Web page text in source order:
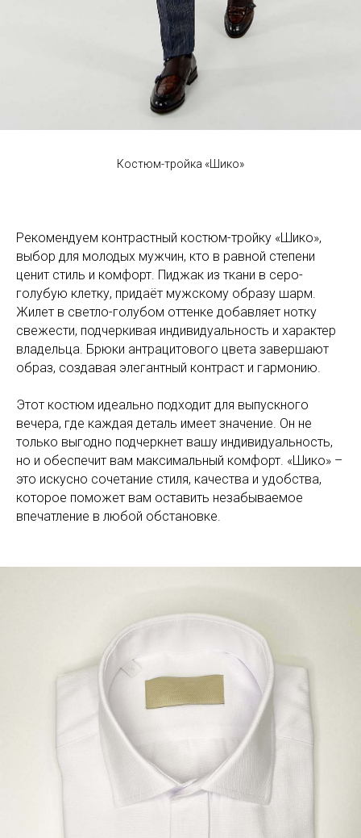
Костюм-тройка «Шико»
Рекомендуем контрастный костюм-тройку «Шико»,
выбор для молодых мужчин, кто в равной степени
ценит стиль и комфорт. Пиджак из ткани в серо-
голубую клетку, придаёт мужскому образу шарм.
Жилет в светло-голубом оттенке добавляет нотку
свежести, подчеркивая индивидуальность и характер
владельца. Брюки антрацитового цвета завершают
образ, создавая элегантный контраст и гармонию.
Этот костюм идеально подходит для выпускного
вечера, где каждая деталь имеет значение. Он не
только выгодно подчеркнет вашу индивидуальность,
но и обеспечит вам максимальный комфорт. «Шико» –
это искусно сочетание стиля, качества и удобства,
которое поможет вам оставить незабываемое
впечатление в любой обстановке.